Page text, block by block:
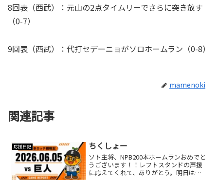
8回表（西武）：元山の2点タイムリーでさらに突き放す
（0-7）
9回表（西武）：代打セデーニョがソロホームラン（0-8）
mamenoki
関連記事
応援日記 ちくしょー
ソト主将、NPB200本ホームランおめでと
うございます！！レフトスタンドの声援
に応えてくれて、ありがとう。明日は勝